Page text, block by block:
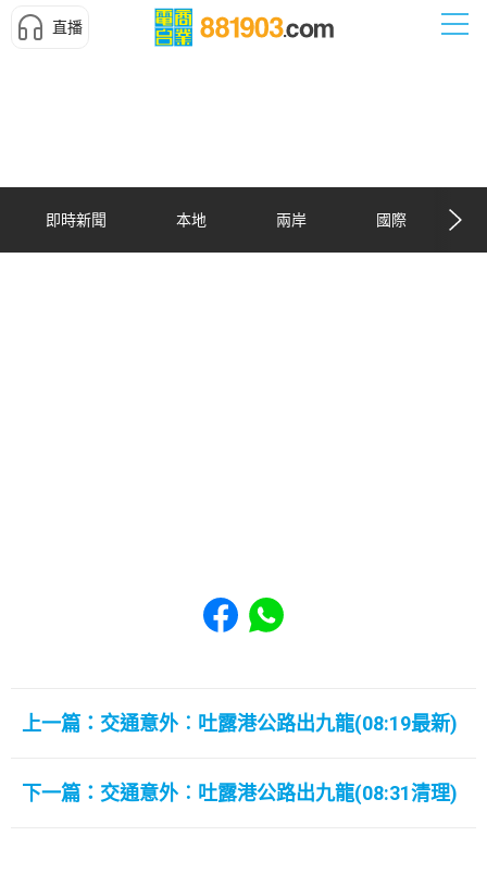
直播
即時新聞 本地 兩岸 國際
Share to Facebook
Share to WhatsApp
上一篇：交通意外︰吐露港公路出九龍(08:19最新)
下一篇：交通意外︰吐露港公路出九龍(08:31清理)